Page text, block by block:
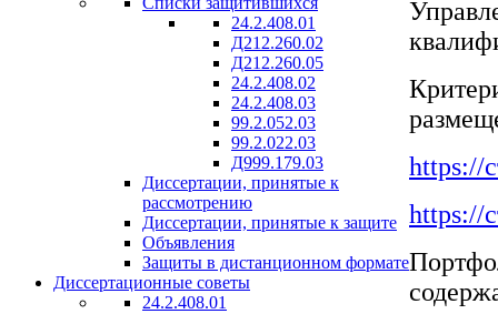
24.2.408.01
Д212.260.02
Д212.260.05
24.2.408.02
24.2.408.03
99.2.052.03
99.2.022.03
Д999.179.03
Диссертации, принятые к
рассмотрению
Диссертации, принятые к защите
Объявления
Защиты в дистанционном формате
Диссертационные советы
24.2.408.01
https://
https://